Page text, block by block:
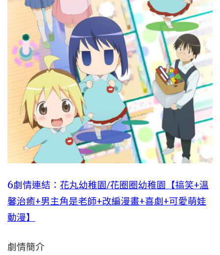
6劇情連結： 花丸幼稚園/花圈圈幼稚園【搞笑+溫
馨治癒+男主角是老師+改編漫畫+喜劇+可愛萌娃
動漫】
劇情簡介